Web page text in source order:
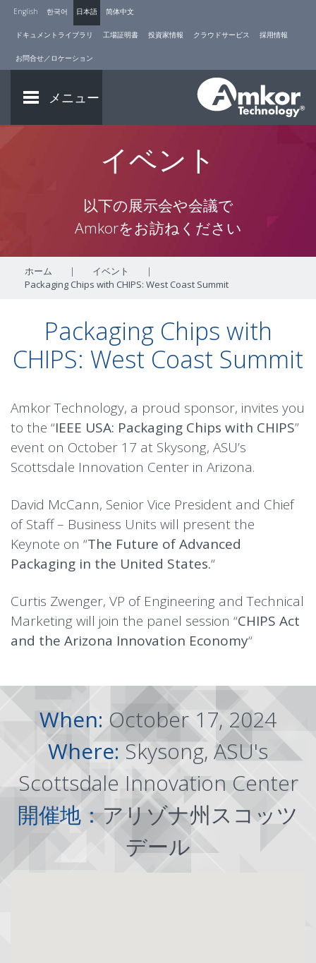
English 한국어 日本語 简体中文
ドキュメントライブラリ 工場証明書 投資家情報 クラウドサービス 採用情報
お問合せ／ロケーション
メニュー
イベント
以下の展示会や会議で
Amkorをお訪ねください
ホーム | イベント
|
Packaging Chips with CHIPS: West Coast Summit
Packaging Chips with
CHIPS: West Coast Summit
Amkor Technology, a proud sponsor, invites you
to the “IEEE USA: Packaging Chips with CHIPS”
event on October 17 at Skysong, ASU’s
Scottsdale Innovation Center in Arizona.
David McCann, Senior Vice President and Chief
of Staff – Business Units will present the
Keynote on “The Future of Advanced
Packaging in the United States.“
Curtis Zwenger, VP of Engineering and Technical
Marketing will join the panel session “CHIPS Act
and the Arizona Innovation Economy“
When:October 17, 2024
Where: Skysong, ASU's
Scottsdale Innovation Center
開催地：アリゾナ州スコッツ
デール